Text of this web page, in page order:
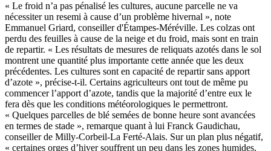
« Le froid n’a pas pénalisé les cultures, aucune parcelle ne va
nécessiter un resemi à cause d’un problème hivernal », note
Emmanuel Griard, conseiller d'Étampes-Méréville. Les colzas ont
perdu des feuilles à cause de la neige et du froid, mais sont en train
de repartir. « Les résultats de mesures de reliquats azotés dans le sol
montrent une quantité plus importante cette année que les deux
précédentes. Les cultures sont en capacité de repartir sans apport
d’azote », précise-t-il. Certains agriculteurs ont tout de même pu
commencer l’apport d’azote, tandis que la majorité d’entre eux le
fera dès que les conditions météorologiques le permettront.
« Quelques parcelles de blé semées de bonne heure sont avancées
en termes de stade », remarque quant à lui Franck Gaudichau,
conseiller de Milly-Corbeil-La Ferté-Alais. Sur un plan plus négatif,
« certaines orges d’hiver souffrent un peu dans les zones humides,